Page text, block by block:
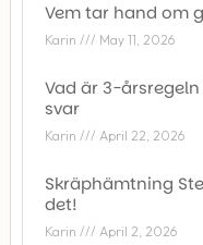
Vem tar hand om
Karin May 11, 2026
Vad är 3-
svar
Karin April 22, 2026
Skräphämtning
det!
Karin April 2, 2026